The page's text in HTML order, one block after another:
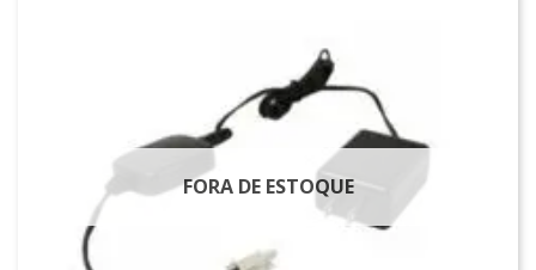
FORA DE ESTOQUE